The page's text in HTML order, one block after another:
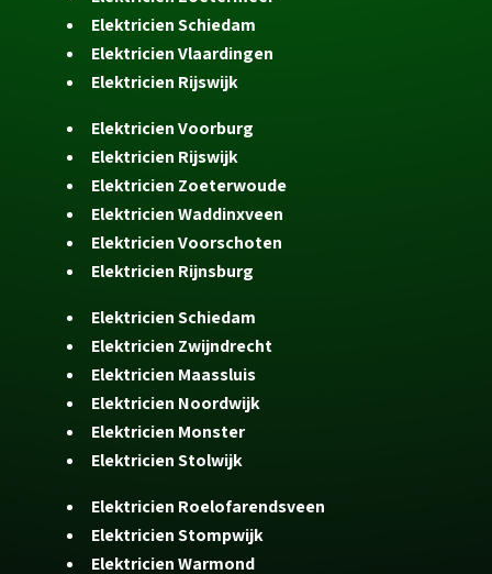
Elektricien Schiedam
Elektricien Vlaardingen
Elektricien Rijswijk
Elektricien Voorburg
Elektricien Rijswijk
Elektricien Zoeterwoude
Elektricien Waddinxveen
Elektricien Voorschoten
Elektricien Rijnsburg
Elektricien Schiedam
Elektricien Zwijndrecht
Elektricien Maassluis
Elektricien Noordwijk
Elektricien Monster
Elektricien Stolwijk
Elektricien Roelofarendsveen
Elektricien Stompwijk
Elektricien Warmond